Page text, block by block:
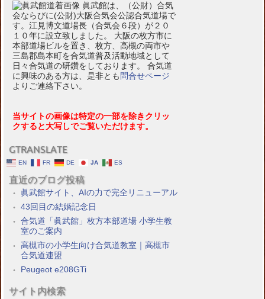
眞武館は、（公財）合気
会ならびに(公財)大阪合気会公認合気道場で
す。江見博文道場長（合気会６段）が２０
１０年に設立致しました。 大阪の枚方市に
本部道場ビルを置き、枚方、高槻の両市や
三島郡島本町を合気道普及活動地域として
日々合気道の研鑽をしております。 合気道
に興味のある方は、是非とも 問合せページ
よりご連絡下さい。
当サイトの画像は特定の一部を除きクリッ
クすると大写しでご覧いただけます。
GTRANSLATE
EN FR DE JA ES
直近のブログ投稿
眞武館サイト、AIの力で完全リニューアル
43回目の結婚記念日
合気道「眞武館」枚方本部道場 小学生教
室のご案内
高槻市の小学生向け合気道教室｜高槻市
合気道連盟
Peugeot e208GTi
サイト内検索